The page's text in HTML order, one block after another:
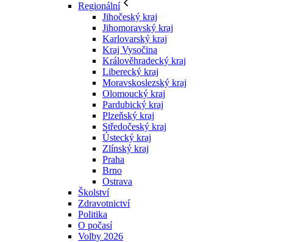
Regionální
Jihočeský kraj
Jihomoravský kraj
Karlovarský kraj
Kraj Vysočina
Králověhradecký kraj
Liberecký kraj
Moravskoslezský kraj
Olomoucký kraj
Pardubický kraj
Plzeňský kraj
Středočeský kraj
Ústecký kraj
Zlínský kraj
Praha
Brno
Ostrava
Školství
Zdravotnictví
Politika
O počasí
Volby 2026